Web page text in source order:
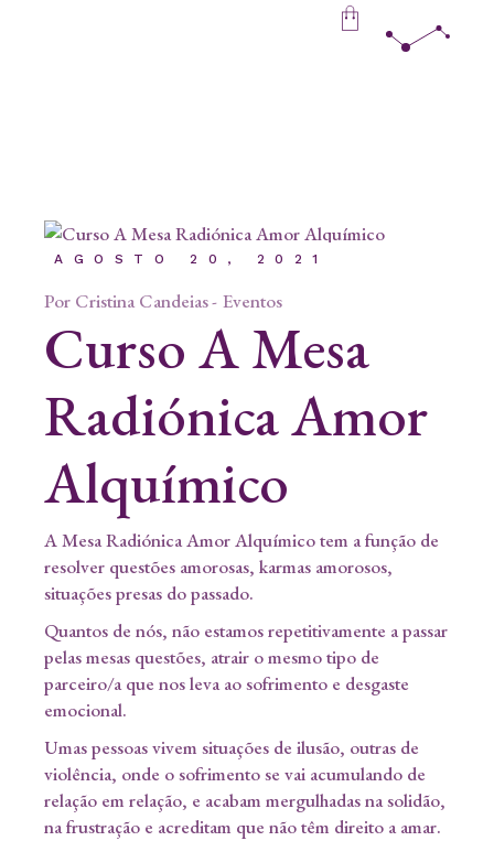
AGOSTO 20, 2021
Por Cristina Candeias Eventos
Curso A Mesa
Radiónica Amor
Alquímico
A Mesa Radiónica Amor Alquímico tem a função de
resolver questões amorosas, karmas amorosos,
situações presas do passado.
Quantos de nós, não estamos repetitivamente a passar
pelas mesas questões, atrair o mesmo tipo de
parceiro/a que nos leva ao sofrimento e desgaste
emocional.
Umas pessoas vivem situações de ilusão, outras de
violência, onde o sofrimento se vai acumulando de
relação em relação, e acabam mergulhadas na solidão,
na frustração e acreditam que não têm direito a amar.